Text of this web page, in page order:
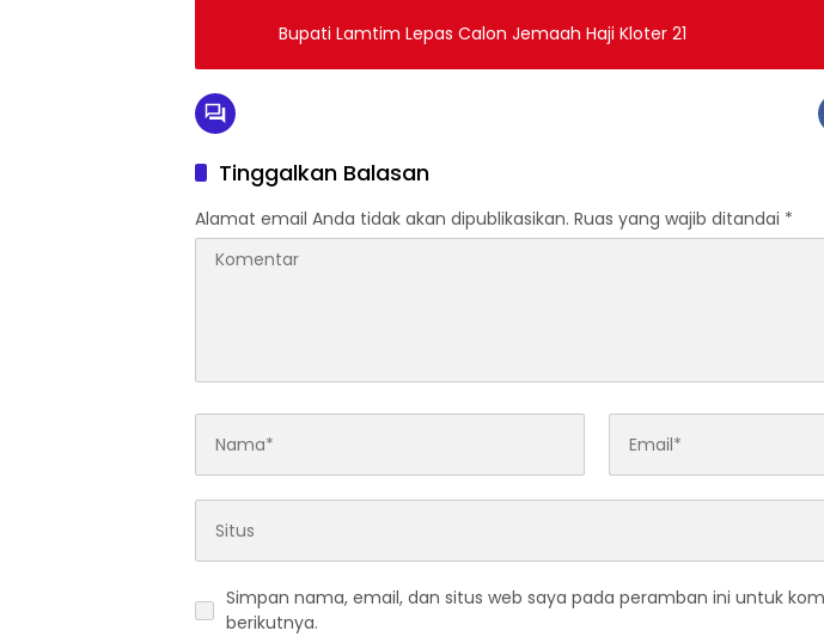
Bupati Lamtim Lepas Calon Jemaah Haji Kloter 21
Tinggalkan Balasan
Alamat email Anda tidak akan dipublikasikan. Ruas yang wajib ditandai *
Simpan nama, email, dan situs web saya pada peramban ini untuk
berikutnya.